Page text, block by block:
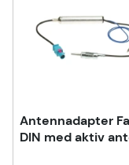
Antennadapter
DIN med aktiv